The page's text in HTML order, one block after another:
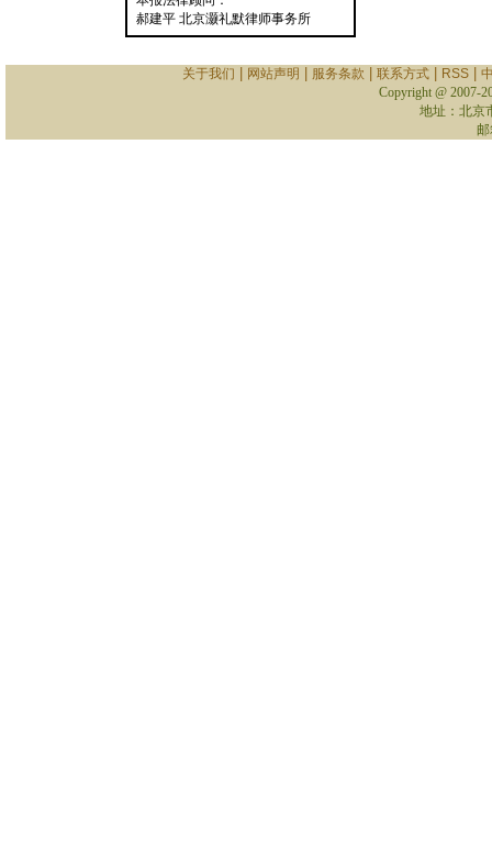
郝建平 北京灏礼默律师事务所
关于我们 网站声明 服务条款 联系方式 RSS
Copyright @ 2007-
地址：北京
邮